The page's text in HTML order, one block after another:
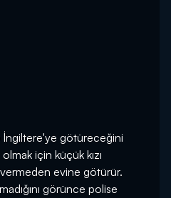
İngiltere'ye götüreceğini
için küçük kızı
evine götürür.
görünce polise